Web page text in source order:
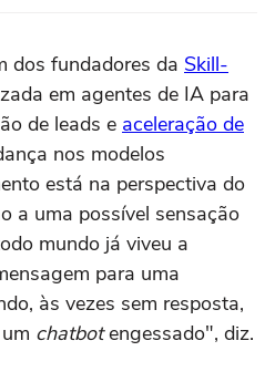
dos fundadores da Skill-
em agentes de IA para
de leads e aceleração de
nos modelos
está na perspectiva do
a uma possível sensação
mundo já viveu a
para uma
às vezes sem resposta,
chatbotengessado", diz.